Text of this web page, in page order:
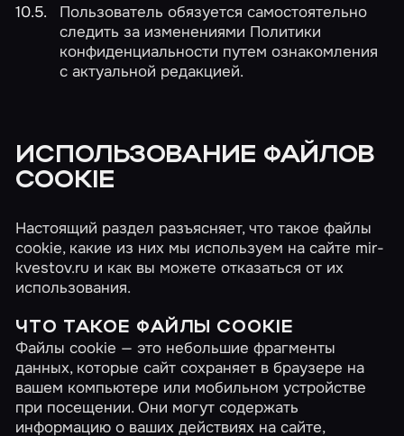
Пользователь обязуется самостоятельно
следить за изменениями Политики
конфиденциальности путем ознакомления
с актуальной редакцией.
ИСПОЛЬЗОВАНИЕ ФАЙЛОВ
COOKIE
Настоящий раздел разъясняет, что такое файлы
cookie, какие из них мы используем на сайте mir-
kvestov.ru и как вы можете отказаться от их
использования.
ЧТО ТАКОЕ ФАЙЛЫ COOKIE
Файлы cookie — это небольшие фрагменты
данных, которые сайт сохраняет в браузере на
вашем компьютере или мобильном устройстве
при посещении. Они могут содержать
информацию о ваших действиях на сайте,